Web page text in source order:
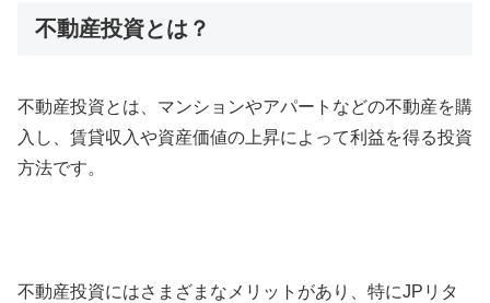
不動産投資とは？
不動産投資とは、マンションやアパートなどの不動産を購
入し、賃貸収入や資産価値の上昇によって利益を得る投資
方法です。
不動産投資にはさまざまなメリットがあり、特にJPリタ